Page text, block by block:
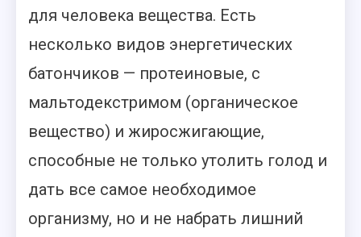
для человека вещества. Есть
несколько видов энергетических
батончиков — протеиновые, с
мальтодекстримом (органическое
вещество) и жиросжигающие,
способные не только утолить голод и
дать все самое необходимое
организму, но и не набрать лишний